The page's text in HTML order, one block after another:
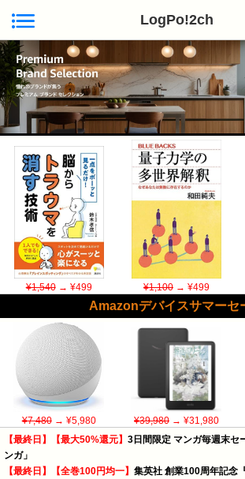
LogPo!2ch
Kindle日替わりセール ◆本日50
¥1,540→ ¥499 ¥1,100→ ¥499
Amazonデバイスサマーセ
¥7,480→ ¥5,980 ¥39,980→ ¥31,980
【最終日】【最大50%還元】 3日間限定 マンガ毎週末セ
ンガ」
【最終日】【全巻100円均一】 集英社 創業100周年記念